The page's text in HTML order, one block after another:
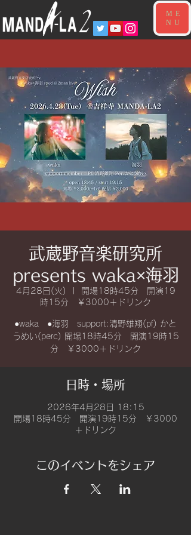
ME
NU
武蔵野音楽研究所
presents waka×海羽
4月28日(火)
開場18時45分 開演19
時15分 ￥3000＋ドリンク
●waka ●海羽 support:清野雄翔(pf) かと
うめい(perc) 開場18時45分 開演19時15
分 ￥3000＋ドリンク
日時・場所
2026年4月28日 18:15
開場18時45分 開演19時15分 ￥3000
＋ドリンク
このイベントをシェア